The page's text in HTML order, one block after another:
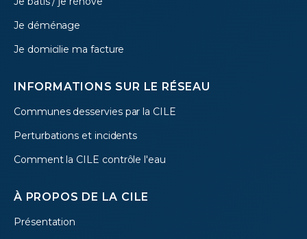
Je déménage
Je domicilie ma facture
INFORMATIONS SUR LE RÉSEAU
Communes desservies par la CILE
Perturbations et incidents
Comment la CILE contrôle l'eau
À PROPOS DE LA CILE
Présentation